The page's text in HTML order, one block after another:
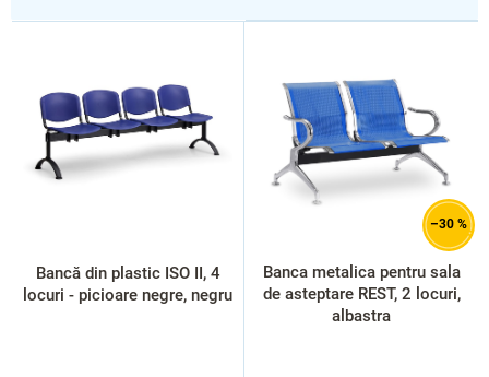
L
Bancă din plastic ISO II, 4
locuri - picioare negre, negru
–30 %
Banca metalica pentru sala
de asteptare REST, 2 locuri,
albastra